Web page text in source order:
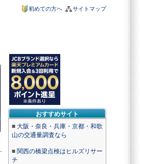
サイトマップ
初めての方へ
おすすめサイト
■ 大阪・奈良・兵庫・京都・和歌
山の交通量調査なら
■ 関西の橋梁点検はヒルズリサー
チ